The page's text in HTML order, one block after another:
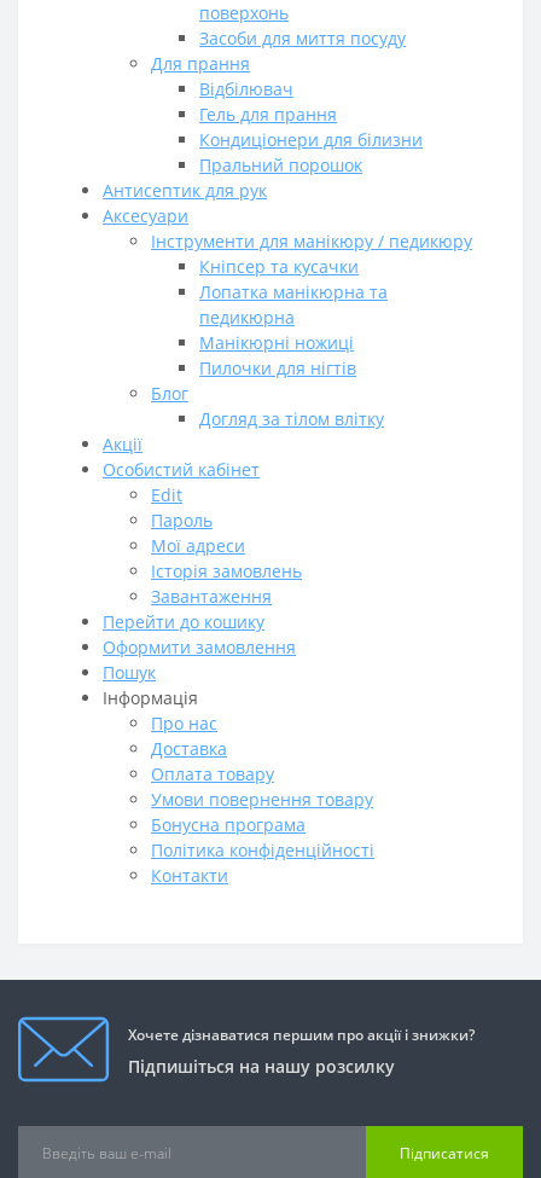
поверхонь
Засоби для миття посуду
Для прання
Відбілювач
Гель для прання
Кондиціонери для білизни
Пральний порошок
Антисептик для рук
Аксесуари
Інструменти для манікюру / педикюру
Кніпсер та кусачки
Лопатка манікюрна та
педикюрна
Манікюрні ножиці
Пилочки для нігтів
Блог
Догляд за тілом влітку
Акції
Особистий кабінет
Edit
Пароль
Мої адреси
Історія замовлень
Завантаження
Перейти до кошику
Оформити замовлення
Пошук
Інформація
Про нас
Доставка
Оплата товару
Умови повернення товару
Бонусна програма
Політика конфіденційності
Контакти
Хочете дізнаватися першим про акції і знижки?
Підпишіться на нашу розсилку
Підписатися